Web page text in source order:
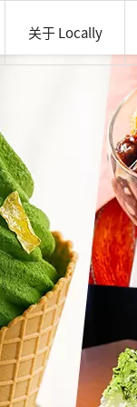
关于 Locally